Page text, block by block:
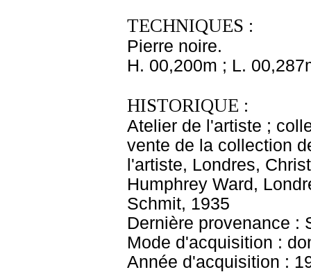
TECHNIQUES :
Pierre noire.
H. 00,200m ; L.
HISTORIQUE :
Atelier de l'artiste ;
vente de la collection
l'artiste, Londres,
Humphrey Ward,
Schmit, 1935
Dernière provenance :
Mode d'acquisition :
Année d'acquisition :